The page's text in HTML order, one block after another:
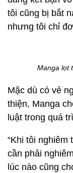
tôi cũng bị bắt
nhưng tôi chỉ
Manga lọt
Mặc dù có vẻ
thiện, Manga
luật trong quá
“Khi tôi nghiêm
cần phải
lúc nào cũng